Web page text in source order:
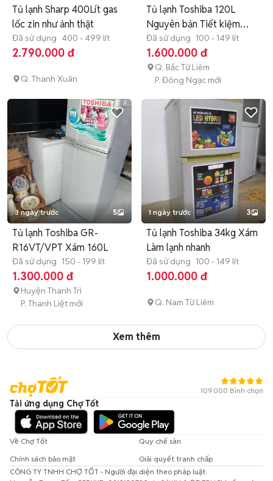
Tủ lạnh Sharp 400Lít gas
lốc zin như ảnh thật
Đã sử dụng 400 - 499 lít
2.790.000 đ
Q. Thanh Xuân
Tủ lạnh Toshiba 120L
Nguyên bản Tiết kiệm
điện
Đã sử dụng 100 - 149 lít
1.600.000 đ
Q. Bắc Từ Liêm
P. Đông Ngạc mới
3 ngày trước 5
Tủ lạnh Toshiba GR-
R16VT/VPT Xám 160L
Đã sử dụng 150 - 199 lít
1.300.000 đ
Huyện Thanh Trì
P. Thanh Liệt mới
1 ngày trước 3
Tủ lạnh Toshiba 34kg Xám
Làm lạnh nhanh
Đã sử dụng 100 - 149 lít
1.000.000 đ
Q. Nam Từ Liêm
Xem thêm
109.000 Bình chọn
Tải ứng dụng Chợ Tốt
Về Chợ Tốt
Quy chế sàn
Chính sách bảo mật
Giải quyết tranh chấp
CÔNG TY TNHH CHỢ TỐT - Người đại diện theo pháp luật: